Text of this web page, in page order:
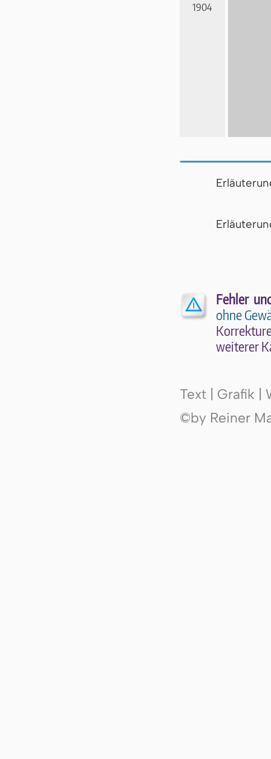
1904
Fehler
ohne
wei­te­rer
Text | Grafik |
©by Reiner